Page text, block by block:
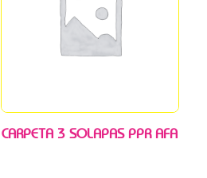
CARPETA 3 SOLAPAS PPR AFA